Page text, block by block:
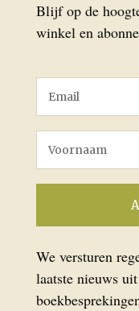
Blijf op de
winkel en
We versturen
laatste nieuws